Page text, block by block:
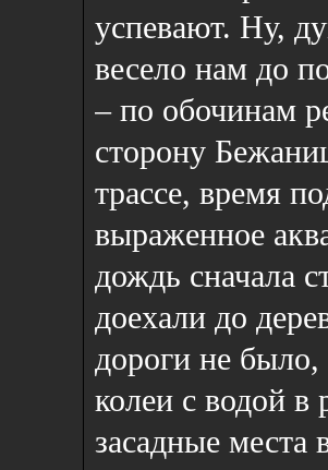
успевают. Ну,
весело нам до
– по обочинам
сторону
трассе, время
выраженное
дождь сначала
доехали до
дороги не было,
колеи c водой в
засадные места